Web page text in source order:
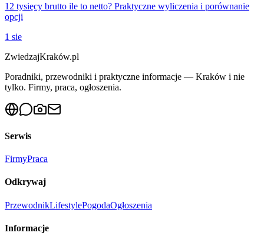
12 tysięcy brutto ile to netto? Praktyczne wyliczenia i porównanie
opcji
1 sie
ZwiedzajKraków.pl
Poradniki, przewodniki i praktyczne informacje — Kraków i nie
tylko. Firmy, praca, ogłoszenia.
Serwis
FirmyPraca
Odkrywaj
PrzewodnikLifestylePogodaOgłoszenia
Informacje